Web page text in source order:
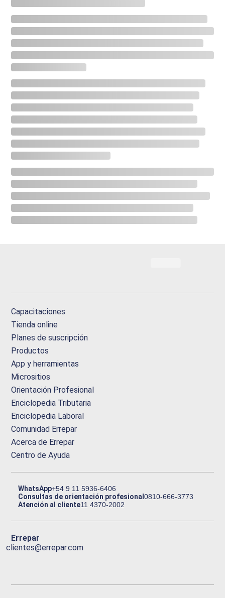
Capacitaciones
Tienda online
Planes de suscripción
Productos
App y herramientas
Micrositios
Orientación Profesional
Enciclopedia Tributaria
Enciclopedia Laboral
Comunidad Errepar
Acerca de Errepar
Centro de Ayuda
WhatsApp+54 9 11 5936-6406
Consultas de orientación profesional0810-666-3773
Atención al cliente11 4370-2002
Errepar
clientes@errepar.com